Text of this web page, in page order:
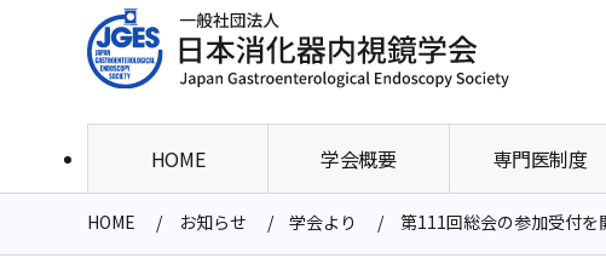
HOME 学会概要 専門医制度
HOME お知らせ 学会より 第111回総会の参加受付を